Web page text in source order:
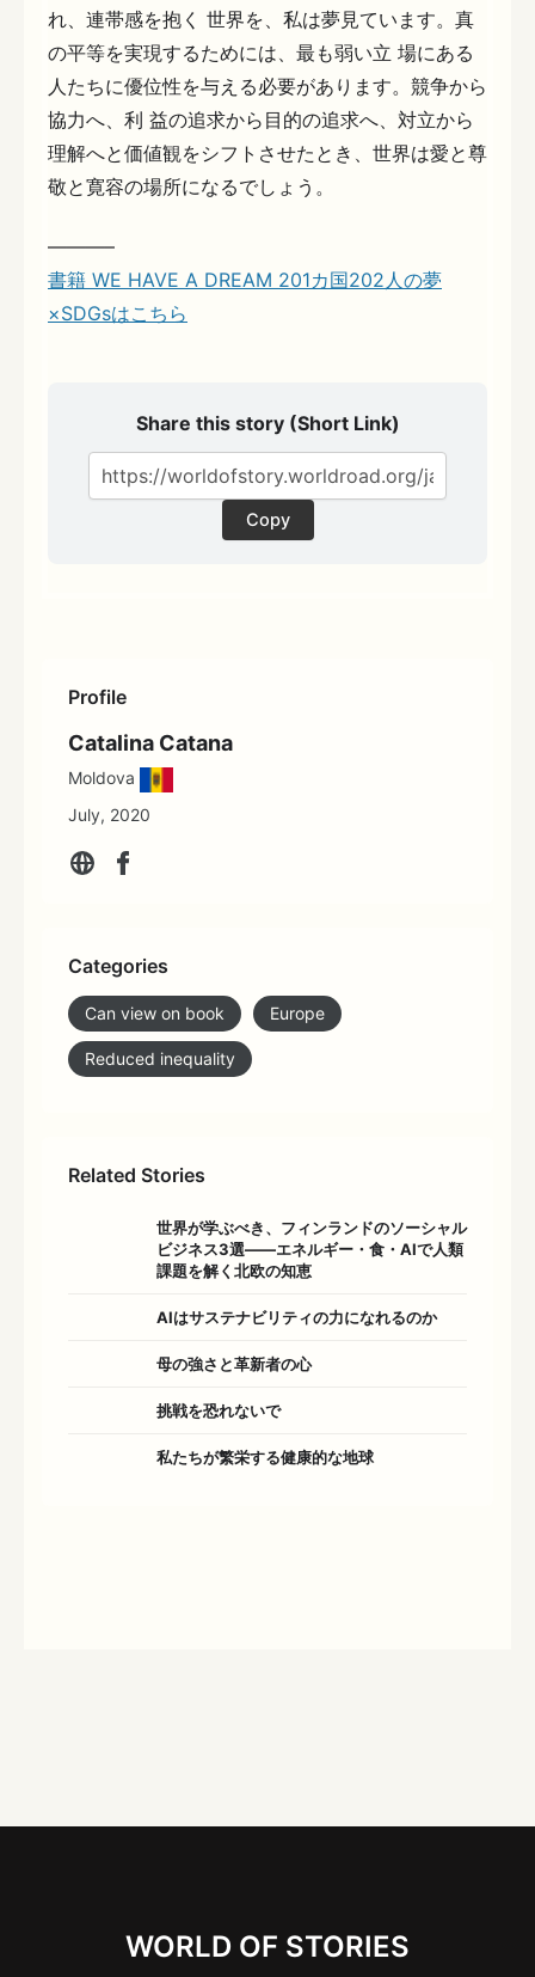
Profile
Catalina Catana
Moldova
July, 2020
Categories
Can view on book Europe
Reduced inequality
Related Stories
世界が学ぶべき、フィンランドのソーシャル
ビジネス3選――エネルギー・食・AIで人類
課題を解く北欧の知恵
AIはサステナビリティの力になれるのか
母の強さと革新者の心
挑戦を恐れないで
私たちが繁栄する健康的な地球
れ、連帯感を抱く 世界を、私は夢見ています。真
の平等を実現するためには、最も弱い立 場にある
人たちに優位性を与える必要があります。競争から
協力へ、利 益の追求から目的の追求へ、対立から
理解へと価値観をシフトさせたとき、世界は愛と尊
敬と寛容の場所になるでしょう。
———–
書籍 WE HAVE A DREAM 201カ国202人の夢
×SDGsはこちら
Share this story (Short Link)
Copy
WORLD OF STORIES